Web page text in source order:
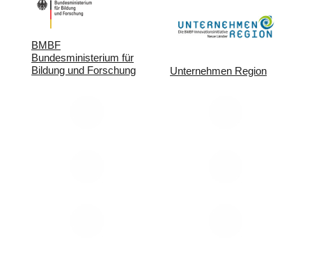
BMBF
Bundesministerium für
Bildung und Forschung
Unternehmen Region